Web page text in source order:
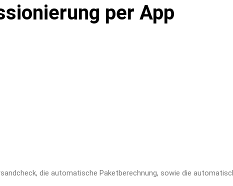
per App
die automatische Paketberechnung, sowie die